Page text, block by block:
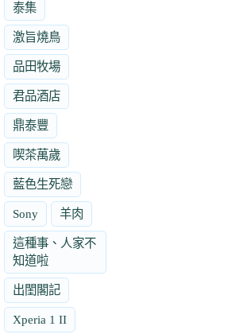
泰集
激旨燒鳥
品田牧場
君品酒店
鼎泰豐
喫茶萬歲
藍色生死戀
Sony 羊肉
這種事、人家不
知道啦
出閨閣記
Xperia 1 II